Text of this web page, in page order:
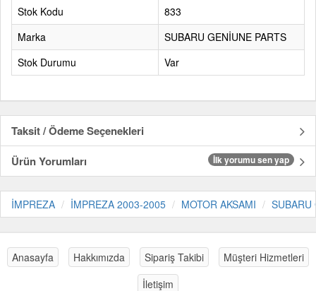
Stok Kodu
833
Marka
SUBARU GENİUNE PARTS
Stok Durumu
Var
Taksit / Ödeme Seçenekleri
Ürün Yorumları
İlk yorumu sen yap
İMPREZA İMPREZA 2003-2005 MOTOR AKSAMI SUBARU
Anasayfa Hakkımızda Sipariş Takibi
Müşteri Hizmetleri
İletişim